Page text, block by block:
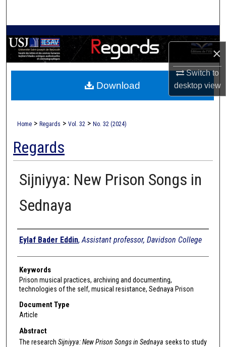
×
Switch to
desktopview
Browse Collections
My Account
About
Home > Regards > Vol. 32 > No. 32 (2024)
Regards
Sijniyya: New Prison Songs in
Sednaya
Authors
Eylaf Bader Eddin, Assistant professor, Davidson College
Keywords
Prison musical practices, archiving and documenting,
technologies of the self, musical resistance, Sednaya Prison
Document Type
Article
Abstract
The research Sijniyya: New Prison Songs in Sednaya seeks to study
Download